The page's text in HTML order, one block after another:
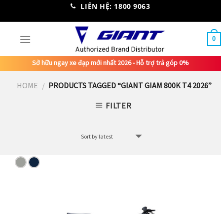
LIÊN HỆ: 1800 9063
0
Sở hữu ngay xe đạp mới nhất 2026 - Hỗ trợ trả góp 0%
HOME / PRODUCTS TAGGED “GIANT GIAM 800K T4 2026”
FILTER